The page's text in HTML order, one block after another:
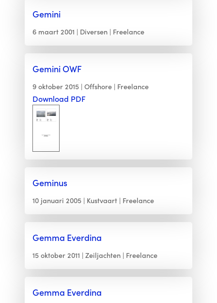
Gemini
6 maart 2001 Diversen Freelance
Gemini OWF
9 oktober 2015 Offshore Freelance
Download PDF
Geminus
10 januari 2005 Kustvaart Freelance
Gemma Everdina
15 oktober 2011 Zeiljachten Freelance
Gemma Everdina